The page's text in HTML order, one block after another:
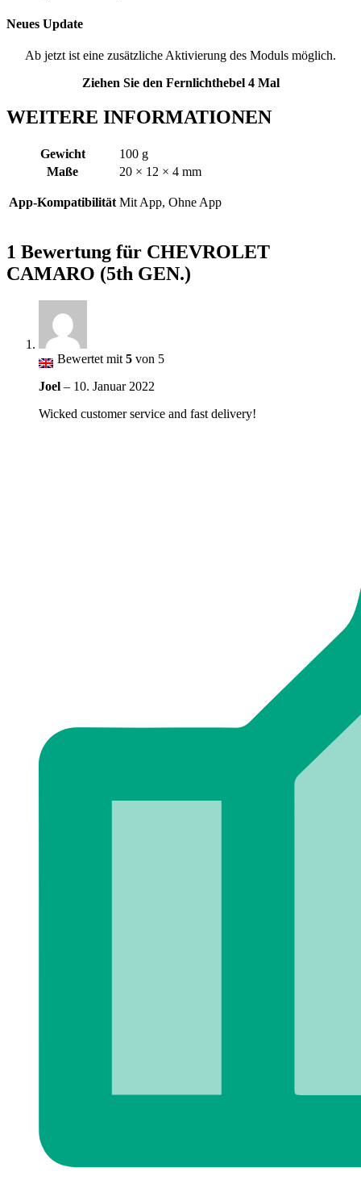
Neues Update
Ab jetzt ist eine zusätzliche Aktivierung des Moduls möglich.
Ziehen Sie den Fernlichthebel 4 Mal
WEITERE INFORMATIONEN
Gewicht
100 g
Maße
20 × 12 × 4 mm
App-Kompatibilität Mit App, Ohne App
1 Bewertung für CHEVROLET
CAMARO (5th GEN.)
Bewertet mit5 von 5
Joel – 10. Januar 2022
Wicked customer service and fast delivery!